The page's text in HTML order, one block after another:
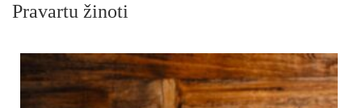
Pravartu žinoti